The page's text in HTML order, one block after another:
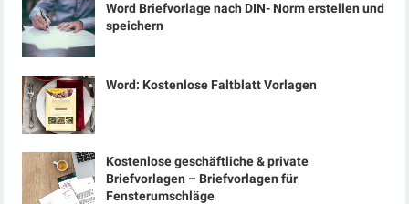
Word Briefvorlage nach DIN- Norm erstellen und
speichern
Word: Kostenlose Faltblatt Vorlagen
Kostenlose geschäftliche & private
Briefvorlagen – Briefvorlagen für
Fensterumschläge